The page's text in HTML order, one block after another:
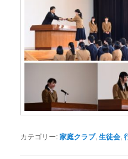
カテゴリー:家庭クラブ,生徒会,